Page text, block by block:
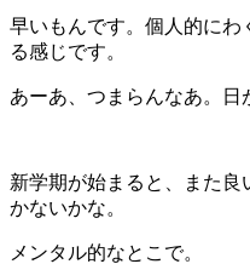
早いもんです。個人的にわ
る感じです。
あーあ、つまらんなあ。日
新学期が始まると、また良
かないかな。
メンタル的なとこで。